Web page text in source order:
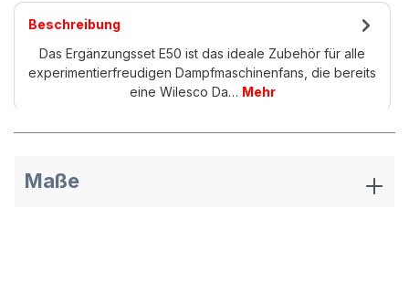
Beschreibung
Das Ergänzungsset E50 ist das ideale Zubehör für alle
experimentierfreudigen Dampfmaschinenfans, die bereits
eine Wilesco Da… Mehr
Maße